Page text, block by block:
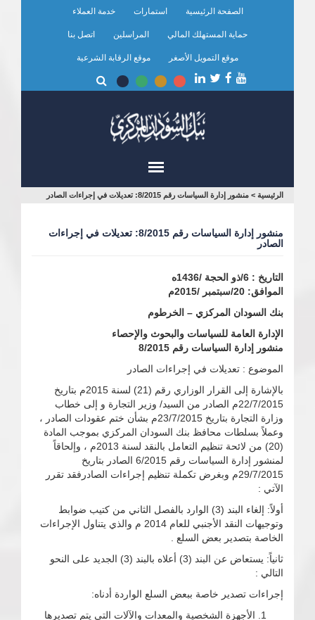
الصفحة الرئيسية استمارات خدمة العملاء
حماية المستهلك المالي المراسلين اتصل بنا
موقع التمويل الأصغر موقع الرقابة الشرعية
أنت
الرئيسية > منشور إدارة السياسات رقم 8/2015: تعديلات في إجراءات الصادر
منشور إدارة السياسات رقم 8/2015: تعديلات في إجراءات
الصادر
التاريخ : 6/ذو الحجة /1436ه
الموافق: 20/سبتمبر /2015م
بنك السودان المركزي – الخرطوم
الإدارة العامة للسياسات والبحوث والإحصاء
منشور إدارة السياسات رقم 8/2015
الموضوع : تعديلات في إجراءات الصادر
بالإشارة إلى القرار الوزاري رقم (21) لسنة 2015م بتاريخ
22/7/2015م الصادر من السيد/ وزير التجارة و إلى خطاب
وزارة التجارة بتاريخ 23/7/2015م بشأن ختم عقودات الصادر ،
وعملاً بسلطات محافظ بنك السودان المركزي بموجب المادة
(20) من لائحة تنظيم التعامل بالنقد لسنة 2013م ، وإلحاقاً
لمنشور إدارة السياسات رقم 6/2015 الصادر بتاريخ
29/7/2015م وبغرض تكملة تنظيم إجراءات الصادرفقد تقرر
الآتي :
أولاً: إلغاء البند (3) الوارد بالفصل الثاني من كتيب ضوابط
وتوجيهات النقد الأجنبي للعام 2014 م والذي يتناول الإجراءات
الخاصة بتصدير بعض السلع .
ثانياً: يستعاض عن البند (3) أعلاه بالبند (3) الجديد على النحو
التالي :
إجراءات تصدير خاصة ببعض السلع الواردة أدناه:
الأجهزة الشخصية والمعدات والآلات التي يتم تصديرها